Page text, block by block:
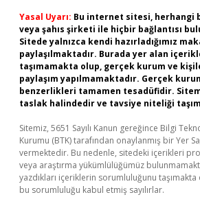
Yasal Uyarı: Bu internet sitesi, herhangi
veya şahıs şirketi ile hiçbir bağlantısı
Sitede yalnızca kendi hazırladığımız
paylaşılmaktadır. Burada yer alan
taşımamakta olup, gerçek kurum ve
paylaşım yapılmamaktadır. Gerçek
benzerlikleri tamamen tesadüfidir.
taslak halindedir ve tavsiye niteliği
Sitemiz, 5651 Sayılı Kanun gereğince Bilgi
Kurumu (BTK) tarafından onaylanmış bir Yer
vermektedir. Bu nedenle, sitedeki içerikleri
veya araştırma yükümlülüğümüz
yazdıkları içeriklerin sorumluluğunu
bu sorumluluğu kabul etmiş sayılırlar.